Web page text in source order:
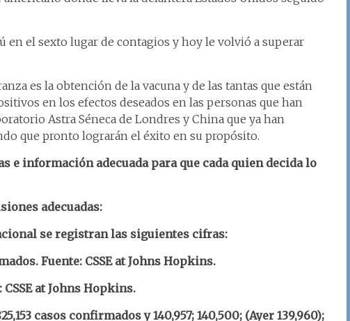
en el sexto lugar de contagios y hoy le volvió a superar
es la obtención de la vacuna y de las tantas que están
en los efectos deseados en las personas que han
Astra Séneca de Londres y China que ya han
que pronto lograrán el éxito en su propósito.
e información adecuada para que cada quien decida lo
adecuadas:
se registran las siguientes cifras:
Fuente: CSSE at Johns Hopkins.
at Johns Hopkins.
casos confirmados y 140,957; 140,500; (Ayer 139,960);